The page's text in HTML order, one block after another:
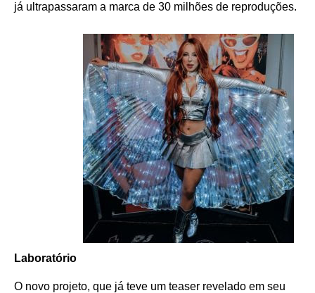
já ultrapassaram a marca de 30 milhões de reproduções.
Laboratório
O novo projeto, que já teve um teaser revelado em seu